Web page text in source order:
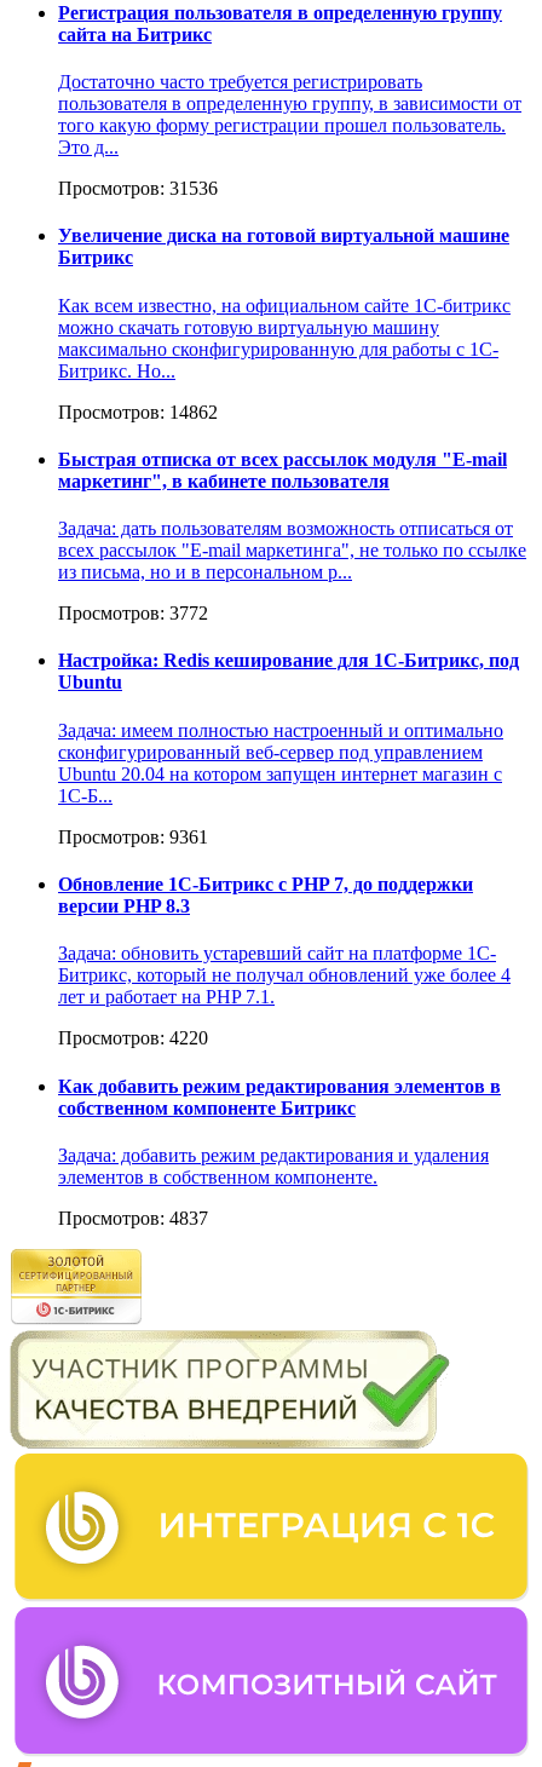
Регистрация пользователя в определенную группу
сайта на Битрикс
Достаточно часто требуется регистрировать
пользователя в определенную группу, в зависимости от
того какую форму регистрации прошел пользователь.
Это д...
Просмотров: 31536
Увеличение диска на готовой виртуальной машине
Битрикс
Как всем известно, на официальном сайте 1С-битрикс
можно скачать готовую виртуальную машину
максимально сконфигурированную для работы с 1С-
Битрикс. Но...
Просмотров: 14862
Быстрая отписка от всех рассылок модуля "E-mail
маркетинг", в кабинете пользователя
Задача: дать пользователям возможность отписаться от
всех рассылок "E-mail маркетинга", не только по ссылке
из письма, но и в персональном р...
Просмотров: 3772
Настройка: Redis кеширование для 1С-Битрикс, под
Ubuntu
Задача: имеем полностью настроенный и оптимально
сконфигурированный веб-сервер под управлением
Ubuntu 20.04 на котором запущен интернет магазин c
1С-Б...
Просмотров: 9361
Обновление 1С-Битрикс с PHP 7, до поддержки
версии PHP 8.3
Задача: обновить устаревший сайт на платформе 1С-
Битрикс, который не получал обновлений уже более 4
лет и работает на PHP 7.1.
Просмотров: 4220
Как добавить режим редактирования элементов в
собственном компоненте Битрикс
Задача: добавить режим редактирования и удаления
элементов в собственном компоненте.
Просмотров: 4837